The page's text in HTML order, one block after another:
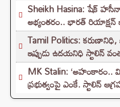
Sheikh Hasina: షేక్
అభ్యంతరం.. భారత్ రియాక్షన్
Tamil Politics:
ఇప్పుడు ఉదయనిధి స్టాలిన్
MK Stalin:
ప్రభుత్వంపై ఎంకే. స్టాలిన్